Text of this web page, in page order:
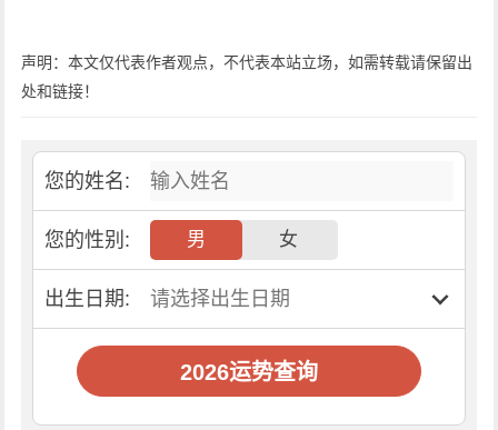
声明：本文仅代表作者观点，不代表本站立场，如需转载请保留出
处和链接！
您的姓名:
您的性别: 男 女
出生日期:
2026运势查询